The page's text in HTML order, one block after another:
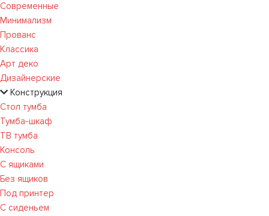
Современные
Минимализм
Прованс
Классика
Арт деко
Дизайнерские
Конструкция
Стол тумба
Тумба-шкаф
ТВ тумба
Консоль
С ящиками
Без ящиков
Под принтер
С сиденьем